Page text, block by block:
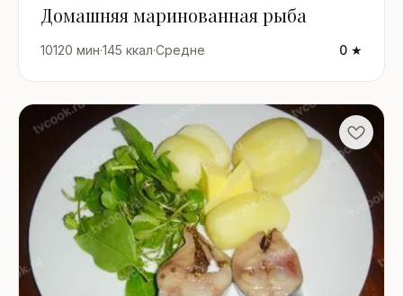
Домашняя маринованная рыба
10120 мин·145 ккал·Средне 0 ★